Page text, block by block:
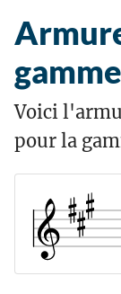
Voici
pour la